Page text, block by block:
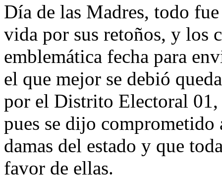
Día de las Madres, todo
vida por sus retoños, y los
emblemática fecha para
el que mejor se debió
por el Distrito Electoral
pues se dijo comprometido
damas del estado y que
favor de ellas.